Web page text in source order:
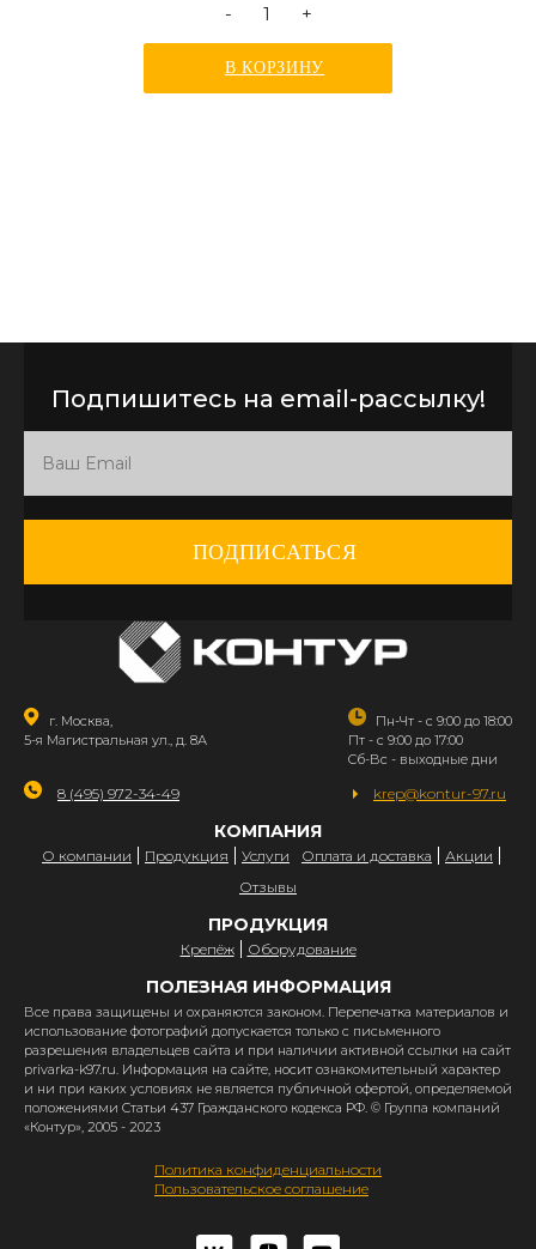
- +
В КОРЗИНУ
Подпишитесь на email-рассылку!
ПОДПИСАТЬСЯ
г. Москва,
5-я Магистральная ул., д. 8А
Пн-Чт - с 9:00 до 18:00
Пт - с 9:00 до 17:00
Сб-Вс - выходные дни
8 (495) 972-34-49 krep@kontur-97.ru
КОМПАНИЯ
О компании Продукция Услуги Оплата и доставка
Акции
Отзывы
ПРОДУКЦИЯ
Крепёж Оборудование
ПОЛЕЗНАЯ ИНФОРМАЦИЯ
Все права защищены и охраняются законом. Перепечатка материалов и
использование фотографий допускается только с письменного
разрешения владельцев сайта и при наличии активной ссылки на сайт
privarka-k97.ru. Информация на сайте, носит ознакомительный характер
и ни при каких условиях не является публичной офертой, определяемой
положениями Статьи 437 Гражданского кодекса РФ. © Группа компаний
«Контур», 2005 - 2023
Политика конфиденциальности
Пользовательское соглашение